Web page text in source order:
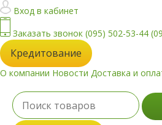
Вход в кабинет
Заказать звонок (095) 502-53-44
Кредитование
О компании Новости Доставка и